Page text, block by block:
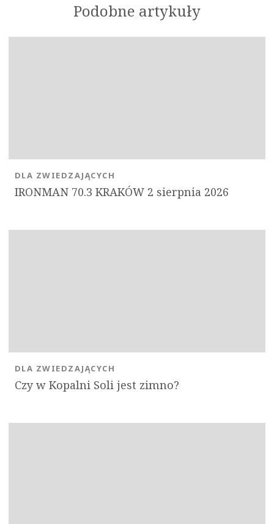
Podobne artykuły
IRONMAN 70.3 KRAKÓW 2 sierpnia 2026
DLA ZWIEDZAJĄCYCH
Czy w Kopalni Soli jest zimno?
DLA ZWIEDZAJĄCYCH